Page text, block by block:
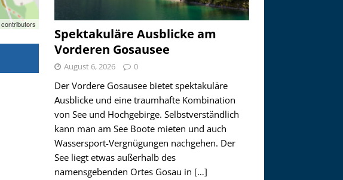
contributors
Spektakuläre Ausblicke am
Vorderen Gosausee
August 6, 2026 0
Der Vordere Gosausee bietet spektakuläre
Ausblicke und eine traumhafte Kombination
von See und Hochgebirge. Selbstverständlich
kann man am See Boote mieten und auch
Wassersport-Vergnügungen nachgehen. Der
See liegt etwas außerhalb des
namensgebenden Ortes Gosau in […]